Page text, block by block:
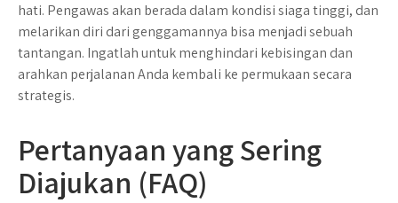
hati. Pengawas akan berada dalam kondisi siaga tinggi, dan
melarikan diri dari genggamannya bisa menjadi sebuah
tantangan. Ingatlah untuk menghindari kebisingan dan
arahkan perjalanan Anda kembali ke permukaan secara
strategis.
Pertanyaan yang Sering
Diajukan (FAQ)